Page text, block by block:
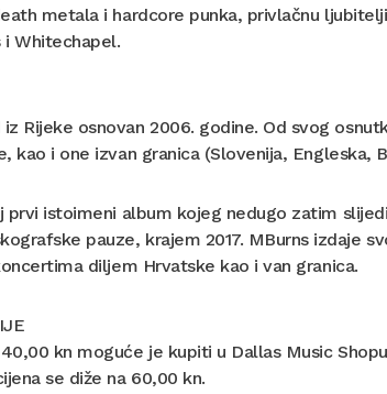
metala i hardcore punka, privlačnu
i Whitechapel.
Rijeke osnovan 2006. godine. Od svog
i one izvan granica (Slovenija, Engleska,
prvi istoimeni album kojeg nedugo zatim
pauze, krajem 2017. MBurns izdaje
diljem Hrvatske kao i van granica.
kn moguće je kupiti u Dallas Music
se diže na 60,00 kn.